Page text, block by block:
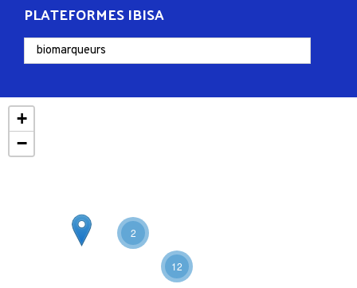
PLATEFORMES IBISA
2
12
+
−